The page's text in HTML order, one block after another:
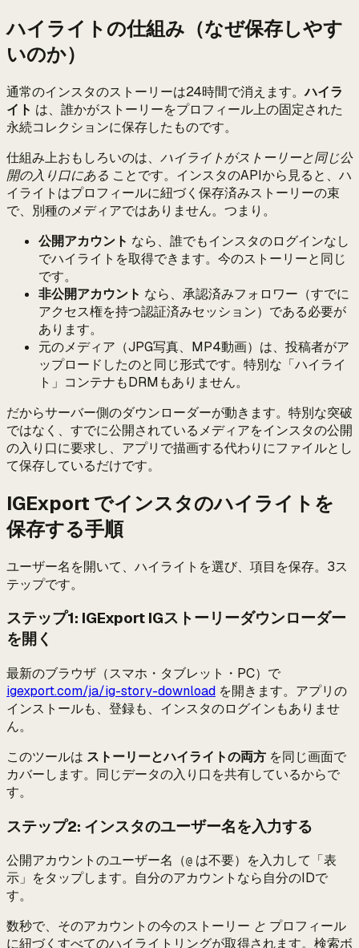
ハイライトの仕組み（なぜ保存しやす
いのか）
通常のインスタのストーリーは24時間で消えます。ハイラ
イト は、誰かがストーリーをプロフィール上の固定された
永続コレクションに保存したものです。
仕組み上おもしろいのは、 ハイライトがストーリーと同じ公
開の入り口にある ことです。インスタのAPIから見ると、ハ
イライトはプロフィールに紐づく保存済みストーリーの束
で、別種のメディアではありません。つまり。
公開アカウント なら、誰でもインスタのログインなし
でハイライトを取得できます。今のストーリーと同じ
です。
非公開アカウント なら、承認済みフォロワー（すでに
アクセス権を持つ認証済みセッション）である必要が
あります。
元のメディア（JPG写真、MP4動画）は、投稿者がア
ップロードしたのと同じ形式です。特別な「ハイライ
ト」コンテナもDRMもありません。
だからサーバー側のダウンローダーが動きます。特別な突破
ではなく、すでに公開されているメディアをインスタの公開
の入り口に要求し、アプリで描画する代わりにファイルとし
て保存しているだけです。
IGExport でインスタのハイライトを
保存する手順
ユーザー名を開いて、ハイライトを選び、項目を保存。3ス
テップです。
ステップ1: IGExport IGストーリーダウンローダー
を開く
最新のブラウザ（スマホ・タブレット・PC）で
igexport.com/ja/ig-story-download を開きます。アプリの
インストールも、登録も、インスタのログインもありませ
ん。
このツールは ストーリーとハイライトの両方 を同じ画面で
カバーします。同じデータの入り口を共有しているからで
す。
ステップ2: インスタのユーザー名を入力する
公開アカウントのユーザー名（@ は不要）を入力して「表
示」をタップします。自分のアカウントなら自分のIDで
す。
数秒で、そのアカウントの今のストーリー と プロフィール
に紐づくすべてのハイライトリングが取得されます。検索ボ